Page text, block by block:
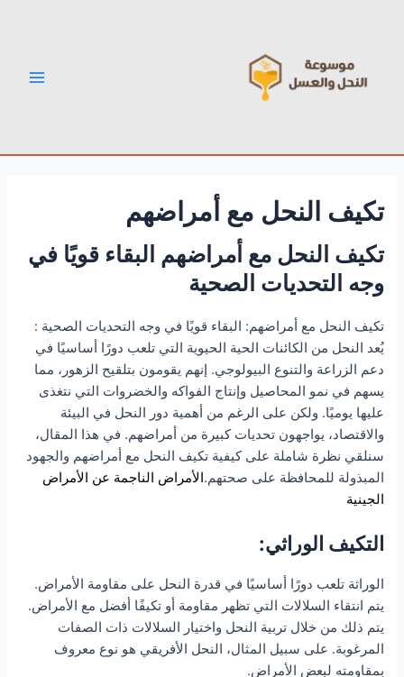
تكيف النحل مع أمراضهم
تكيف النحل مع أمراضهم البقاء قويًا في
وجه التحديات الصحية
تكيف النحل مع أمراضهم: البقاء قويًا في وجه التحديات الصحية :
يُعد النحل من الكائنات الحية الحيوية التي تلعب دورًا أساسيًا في
دعم الزراعة والتنوع البيولوجي. إنهم يقومون بتلقيح الزهور، مما
يسهم في نمو المحاصيل وإنتاج الفواكه والخضروات التي نتغذى
عليها يوميًا. ولكن على الرغم من أهمية دور النحل في البيئة
والاقتصاد، يواجهون تحديات كبيرة من أمراضهم. في هذا المقال،
سنلقي نظرة شاملة على كيفية تكيف النحل مع أمراضهم والجهود
المبذولة للمحافظة على صحتهم. الأمراض الناجمة عن الأمراض
الجينية
التكيف الوراثي:
الوراثة تلعب دورًا أساسيًا في قدرة النحل على مقاومة الأمراض.
يتم انتقاء السلالات التي تظهر مقاومة أو تكيفًا أفضل مع الأمراض.
يتم ذلك من خلال تربية النحل واختيار السلالات ذات الصفات
المرغوبة. على سبيل المثال، النحل الأفريقي هو نوع معروف
بمقاومته لبعض الأمراض.